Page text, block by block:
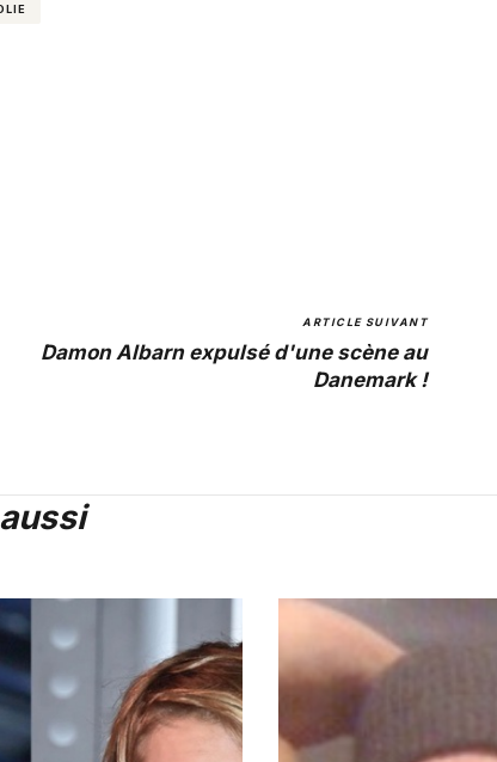
ARTICLE SUIVANT
Damon Albarn expulsé d'une scène au
Danemark !